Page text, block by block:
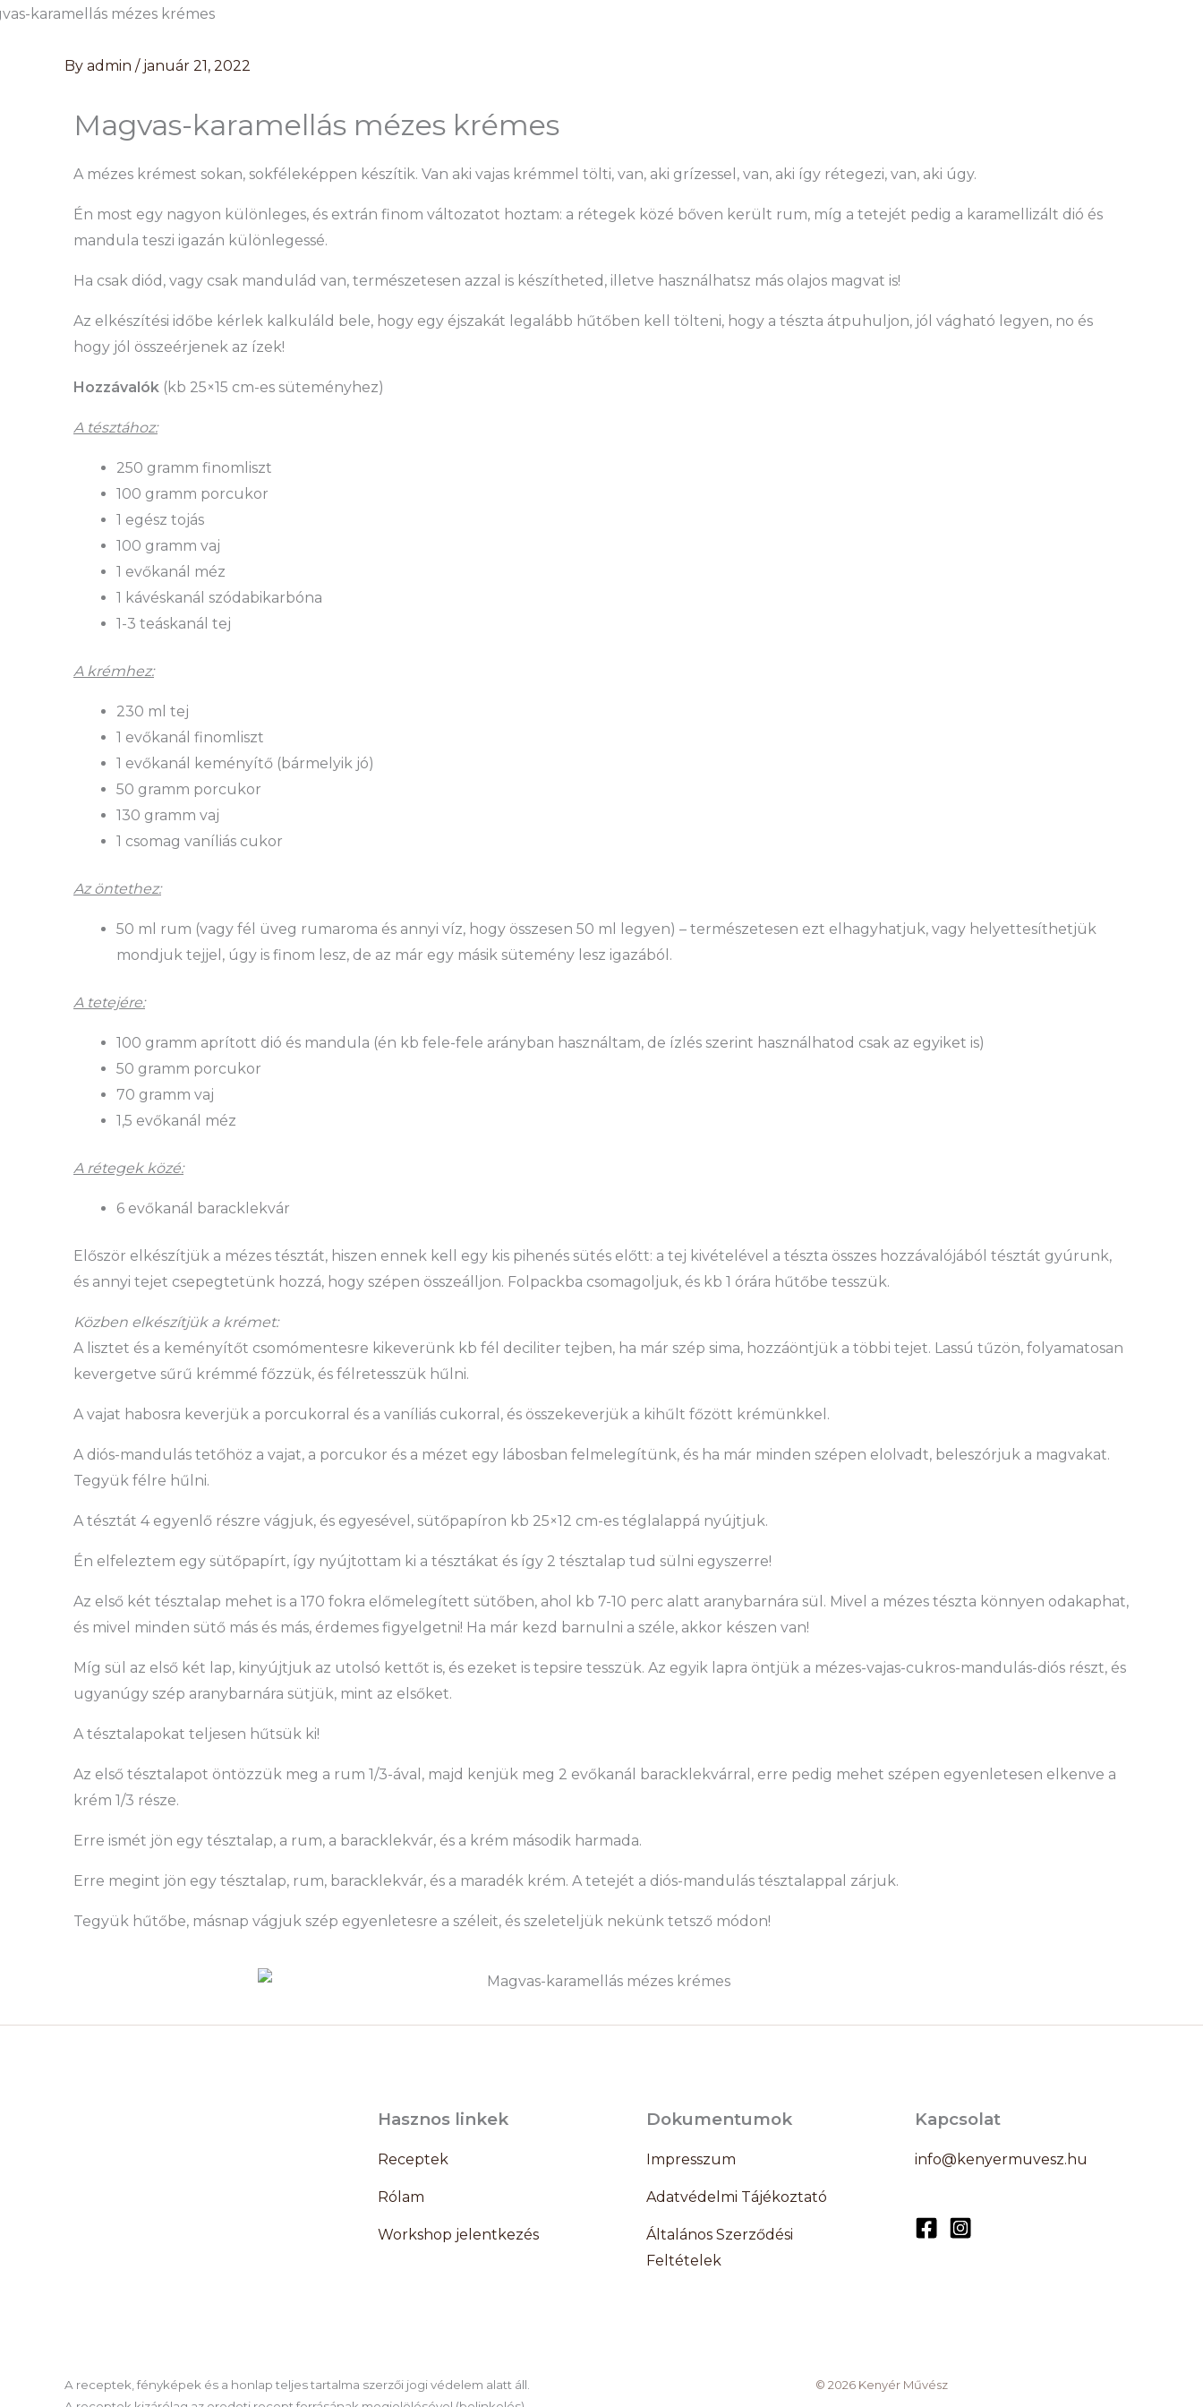
Skip
By admin / január 21, 2022
Magvas-karamellás mézes krémes
A mézes krémest sokan, sokféleképpen készítik. Van aki vajas krémmel tölti, van, aki grízessel, van, aki így rétegezi, van, aki úgy.
Én most egy nagyon különleges, és extrán finom változatot hoztam: a rétegek közé bőven került rum, míg a tetejét pedig a karamellizált dió és
mandula teszi igazán különlegessé.
Ha csak diód, vagy csak mandulád van, természetesen azzal is készítheted, illetve használhatsz más olajos magvat is!
Az elkészítési időbe kérlek kalkuláld bele, hogy egy éjszakát legalább hűtőben kell tölteni, hogy a tészta átpuhuljon, jól vágható legyen, no és
hogy jól összeérjenek az ízek!
Hozzávalók (kb 25×15 cm-es süteményhez)
A tésztához:
250 gramm finomliszt
100 gramm porcukor
1 egész tojás
100 gramm vaj
1 evőkanál méz
1 kávéskanál szódabikarbóna
1-3 teáskanál tej
A krémhez:
230 ml tej
1 evőkanál finomliszt
1 evőkanál keményítő (bármelyik jó)
50 gramm porcukor
130 gramm vaj
1 csomag vaníliás cukor
Az öntethez:
50 ml rum (vagy fél üveg rumaroma és annyi víz, hogy összesen 50 ml legyen) – természetesen ezt elhagyhatjuk, vagy helyettesíthetjük
mondjuk tejjel, úgy is finom lesz, de az már egy másik sütemény lesz igazából.
A tetejére:
100 gramm aprított dió és mandula (én kb fele-fele arányban használtam, de ízlés szerint használhatod csak az egyiket is)
50 gramm porcukor
70 gramm vaj
1,5 evőkanál méz
A rétegek közé:
6 evőkanál baracklekvár
Először elkészítjük a mézes tésztát, hiszen ennek kell egy kis pihenés sütés előtt: a tej kivételével a tészta összes hozzávalójából tésztát gyúrunk,
és annyi tejet csepegtetünk hozzá, hogy szépen összeálljon. Folpackba csomagoljuk, és kb 1 órára hűtőbe tesszük.
Közben elkészítjük a krémet:
A lisztet és a keményítőt csomómentesre kikeverünk kb fél deciliter tejben, ha már szép sima, hozzáöntjük a többi tejet. Lassú tűzön, folyamatosan
kevergetve sűrű krémmé főzzük, és félretesszük hűlni.
A vajat habosra keverjük a porcukorral és a vaníliás cukorral, és összekeverjük a kihűlt főzött krémünkkel.
A diós-mandulás tetőhöz a vajat, a porcukor és a mézet egy lábosban felmelegítünk, és ha már minden szépen elolvadt, beleszórjuk a magvakat.
Tegyük félre hűlni.
A tésztát 4 egyenlő részre vágjuk, és egyesével, sütőpapíron kb 25×12 cm-es téglalappá nyújtjuk.
Én elfeleztem egy sütőpapírt, így nyújtottam ki a tésztákat és így 2 tésztalap tud sülni egyszerre!
Az első két tésztalap mehet is a 170 fokra előmelegített sütőben, ahol kb 7-10 perc alatt aranybarnára sül. Mivel a mézes tészta könnyen odakaphat,
és mivel minden sütő más és más, érdemes figyelgetni! Ha már kezd barnulni a széle, akkor készen van!
Míg sül az első két lap, kinyújtjuk az utolsó kettőt is, és ezeket is tepsire tesszük. Az egyik lapra öntjük a mézes-vajas-cukros-mandulás-diós részt, és
ugyanúgy szép aranybarnára sütjük, mint az elsőket.
A tésztalapokat teljesen hűtsük ki!
Az első tésztalapot öntözzük meg a rum 1/3-ával, majd kenjük meg 2 evőkanál baracklekvárral, erre pedig mehet szépen egyenletesen elkenve a
krém 1/3 része.
Erre ismét jön egy tésztalap, a rum, a baracklekvár, és a krém második harmada.
Erre megint jön egy tésztalap, rum, baracklekvár, és a maradék krém. A tetejét a diós-mandulás tésztalappal zárjuk.
Tegyük hűtőbe, másnap vágjuk szép egyenletesre a széleit, és szeleteljük nekünk tetsző módon!
Hasznos linkek
Receptek
Rólam
Workshop jelentkezés
Dokumentumok
Impresszum
Adatvédelmi Tájékoztató
Általános Szerződési
Feltételek
Kapcsolat
info@kenyermuvesz.hu
A receptek, fényképek és a honlap teljes tartalma szerzői jogi védelem alatt áll.
© 2026 Kenyér Művész